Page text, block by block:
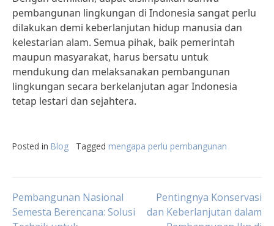
pembangunan lingkungan di Indonesia sangat perlu
dilakukan demi keberlanjutan hidup manusia dan
kelestarian alam. Semua pihak, baik pemerintah
maupun masyarakat, harus bersatu untuk
mendukung dan melaksanakan pembangunan
lingkungan secara berkelanjutan agar Indonesia
tetap lestari dan sejahtera.
Posted in Blog Tagged mengapa perlu pembangunan
Post
Pembangunan Nasional
Semesta Berencana: Solusi
Pentingnya Konservasi
dan Keberlanjutan dalam